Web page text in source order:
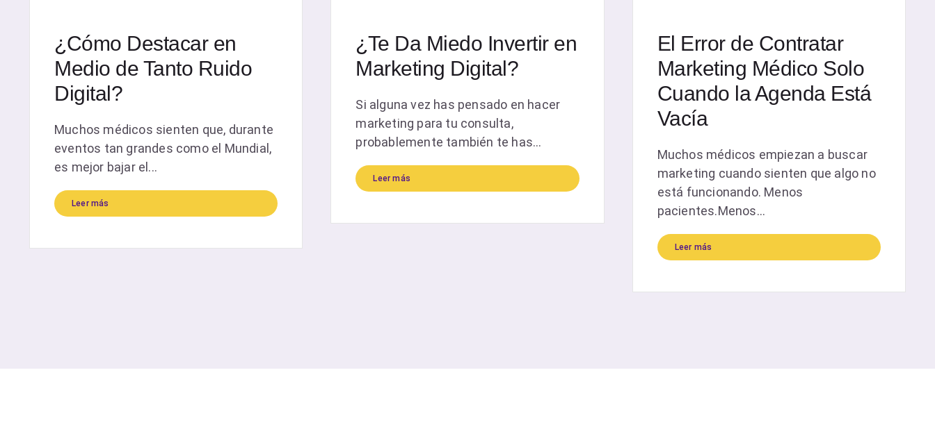
¿Cómo Destacar en
Medio de Tanto Ruido
Digital?
Muchos médicos sienten que, durante
eventos tan grandes como el Mundial,
es mejor bajar el...
Leer más
¿Te Da Miedo Invertir en
Marketing Digital?
Si alguna vez has pensado en hacer
marketing para tu consulta,
probablemente también te has...
Leer más
El Error de Contratar
Marketing Médico Solo
Cuando la Agenda Está
Vacía
Muchos médicos empiezan a buscar
marketing cuando sienten que algo no
está funcionando. Menos
pacientes.Menos...
Leer más